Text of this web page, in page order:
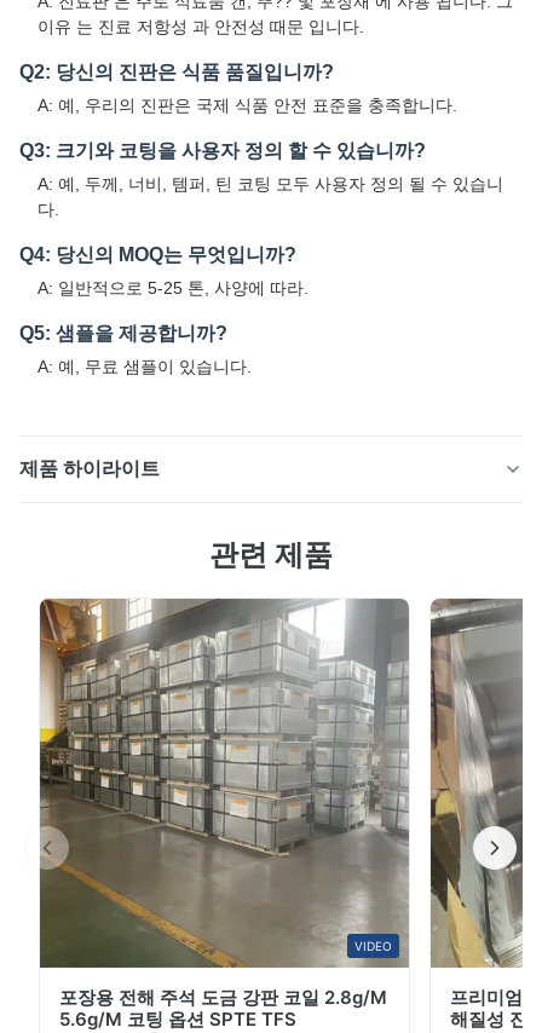
이유 는 진료 저항성 과 안전성 때문 입니다.
Q2: 당신의 진판은 식품 품질입니까?
A: 예, 우리의 진판은 국제 식품 안전 표준을 충족합니다.
Q3: 크기와 코팅을 사용자 정의 할 수 있습니까?
A: 예, 두께, 너비, 템퍼, 틴 코팅 모두 사용자 정의 될 수 있습니
다.
Q4: 당신의 MOQ는 무엇입니까?
A: 일반적으로 5-25 톤, 사양에 따라.
Q5: 샘플을 제공합니까?
A: 예, 무료 샘플이 있습니다.
제품 하이라이트
등급 식품 캔 우리는 시트 및 코일 형태로 ETP / 전해질 틴
크기, 두께, 온도 및 코팅으로 제공됩니다. 주요 특징 캔 안
의 패키지를 기본 금속과 직접 접촉하지 않도록 보호합니
다. 패키지를 위한 추가적인 보호층을 제공합니다. 캔의 외
부 표면의 부식 방지 제품 사양 제품 이름 0.21mm
0.22mm 두께 스펙트 스틸 틴 판 음식 캔 표준 GB, JIS,
DIN, ASTM 소재 MR SPCC 등급 프라임 반열화 ...
관련 제품
VIDEO
포장용 전해 주석 도금 강판 코일 2.8g/M
5.6g/M 코팅 옵션 SPTE TFS
프리미엄
해질성 진